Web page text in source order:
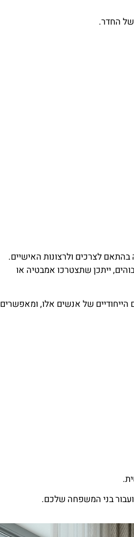
של החדר.
לצרכים ולרצונות האישיים.
ייתכן שתצטרכו אמבטיה או
הייחודיים של אנשים אלו, ומאפשרים
ועבור בני המשפחה שלכם.